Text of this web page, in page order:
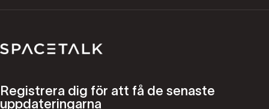
Spacetalk
Registrera dig för att få de senaste
uppdateringarna